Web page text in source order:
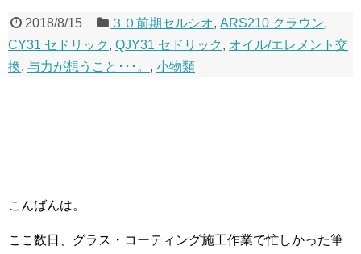
2018/8/15 ３０前期セルシオ,ARS210 クラウン,
CY31 セドリック , QJY31 セドリック , オイル/エレメント交
換, 与力が想うこと･･･。 , 小物類
こんばんは。
ここ数日、グラス・コーティング施工作業で忙しかった筆